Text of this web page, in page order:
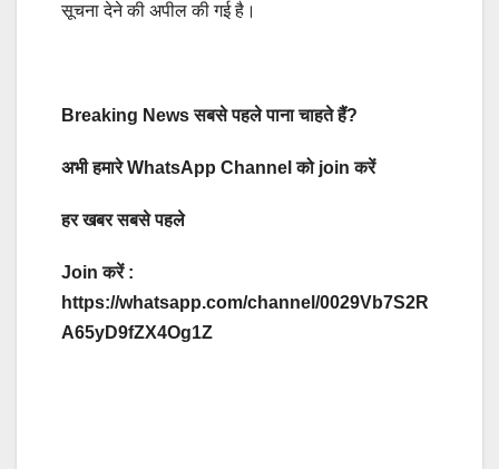
सूचना देने की अपील की गई है।
Breaking News सबसे पहले पाना चाहते हैं?
अभी हमारे WhatsApp Channel को join करें
हर खबर सबसे पहले
Join करें :
https://whatsapp.com/channel/0029Vb7S2R
A65yD9fZX4Og1Z